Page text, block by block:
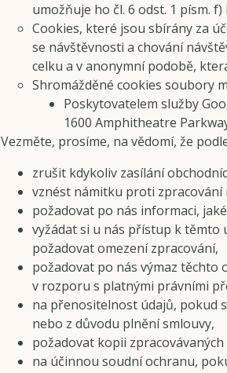
umožňuje ho čl. 6 odst. 1 písm. f)
Cookies, které jsou sbírány za
se návštěvnosti a chování
celku a v anonymní podobě,
Shromážděné cookies soubory
Poskytovatelem služby
1600 Amphitheatre
Vezměte, prosíme, na vědomí, že
zrušit kdykoliv zasílání
vznést námitku proti zpracování
požadovat po nás informaci,
vyžádat si u nás přístup k
požadovat omezení zpracování,
požadovat po nás výmaz těchto
v rozporu s platnými právními
na přenositelnost údajů, pokud
nebo z důvodu plnění smlouvy,
požadovat kopii
na účinnou soudní ochranu,